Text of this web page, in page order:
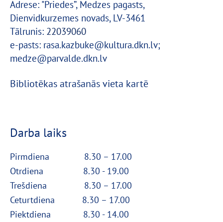
Adrese: "Priedes”, Medzes pagasts,
Dienvidkurzemes novads, LV-3461
Tālrunis: 22039060
e-pasts: rasa.kazbuke@kultura.dkn.lv;
medze@parvalde.dkn.lv
Bibliotēkas atrašanās vieta kartē
Darba laiks
Pirmdiena 8.30 – 17.00
Otrdiena 8.30 - 19.00
Trešdiena 8.30 – 17.00
Ceturtdiena 8.30 – 17.00
Piektdiena 8.30 - 14.00